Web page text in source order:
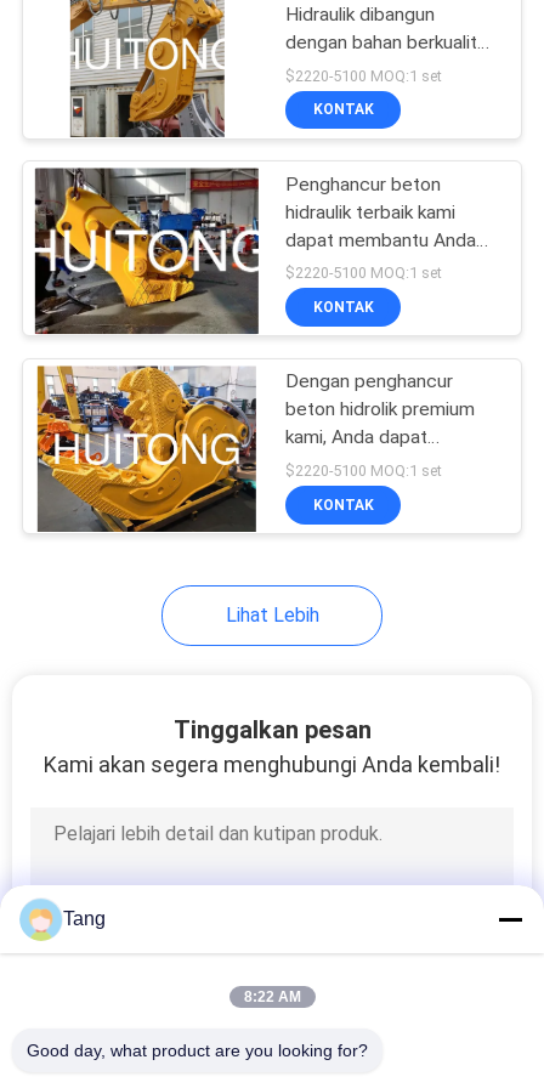
Bucket Parit
Excavator
Bucket Kemiringan
Excavator
Ember kulit kerang
Ember Jempol
Penggali
Hidraulik dibangun
dengan bahan berkualitas
tinggi, kompatibel dengan
berbagai macam
ekskavator.
$2220-5100 MOQ:1 set
KONTAK
Penghancur beton
hidraulik terbaik kami
dapat membantu Anda
meningkatkan efisiensi
pekerjaan penghancuran
Anda.
$2220-5100 MOQ:1 set
KONTAK
Dengan penghancur
beton hidrolik premium
kami, Anda dapat
meningkatkan efektivitas
pekerjaan penghancuran
Anda.
$2220-5100 MOQ:1 set
KONTAK
Lihat Lebih
Tinggalkan pesan
Kami akan segera menghubungi Anda kembali!
Tang
8:22 AM
Good day, what product are you looking for?